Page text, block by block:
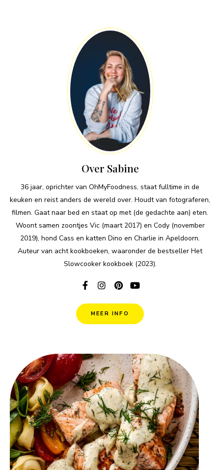
Over Sabine
36 jaar, oprichter van OhMyFoodness, staat fulltime in de
keuken en reist anders de wereld over. Houdt van fotograferen,
filmen. Gaat naar bed en staat op met (de gedachte aan) eten.
Woont samen zoontjes Vic (maart 2017) en Cody (november
2019), hond Cass en katten Dino en Charlie in Apeldoorn.
Auteur van acht kookboeken, waaronder de bestseller Het
Slowcooker kookboek (2023).
MEER INFO